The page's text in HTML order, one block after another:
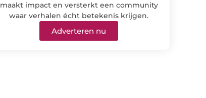
maakt impact en versterkt een community
waar verhalen écht betekenis krijgen.
Adverteren nu